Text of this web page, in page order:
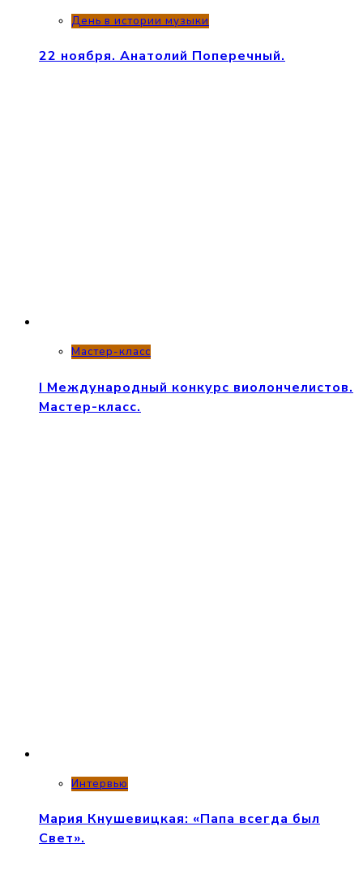
День в истории музыки
22 ноября. Анатолий Поперечный.
Мастер-класс
I Международный конкурс виолончелистов.
Мастер-класс.
Интервью
Мария Кнушевицкая: «Папа всегда был
Свет».